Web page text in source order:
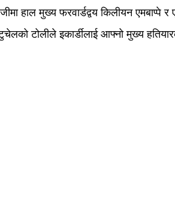
हाल मुख्य फरवार्डद्वय किलीयन एमबाप्पे र
टोलीले इकार्डीलाई आफ्नो मुख्य